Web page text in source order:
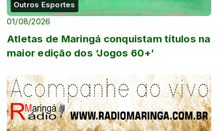
Outros Esportes
01/08/2026
Atletas de Maringá conquistam títulos na
maior edição dos ‘Jogos 60+’